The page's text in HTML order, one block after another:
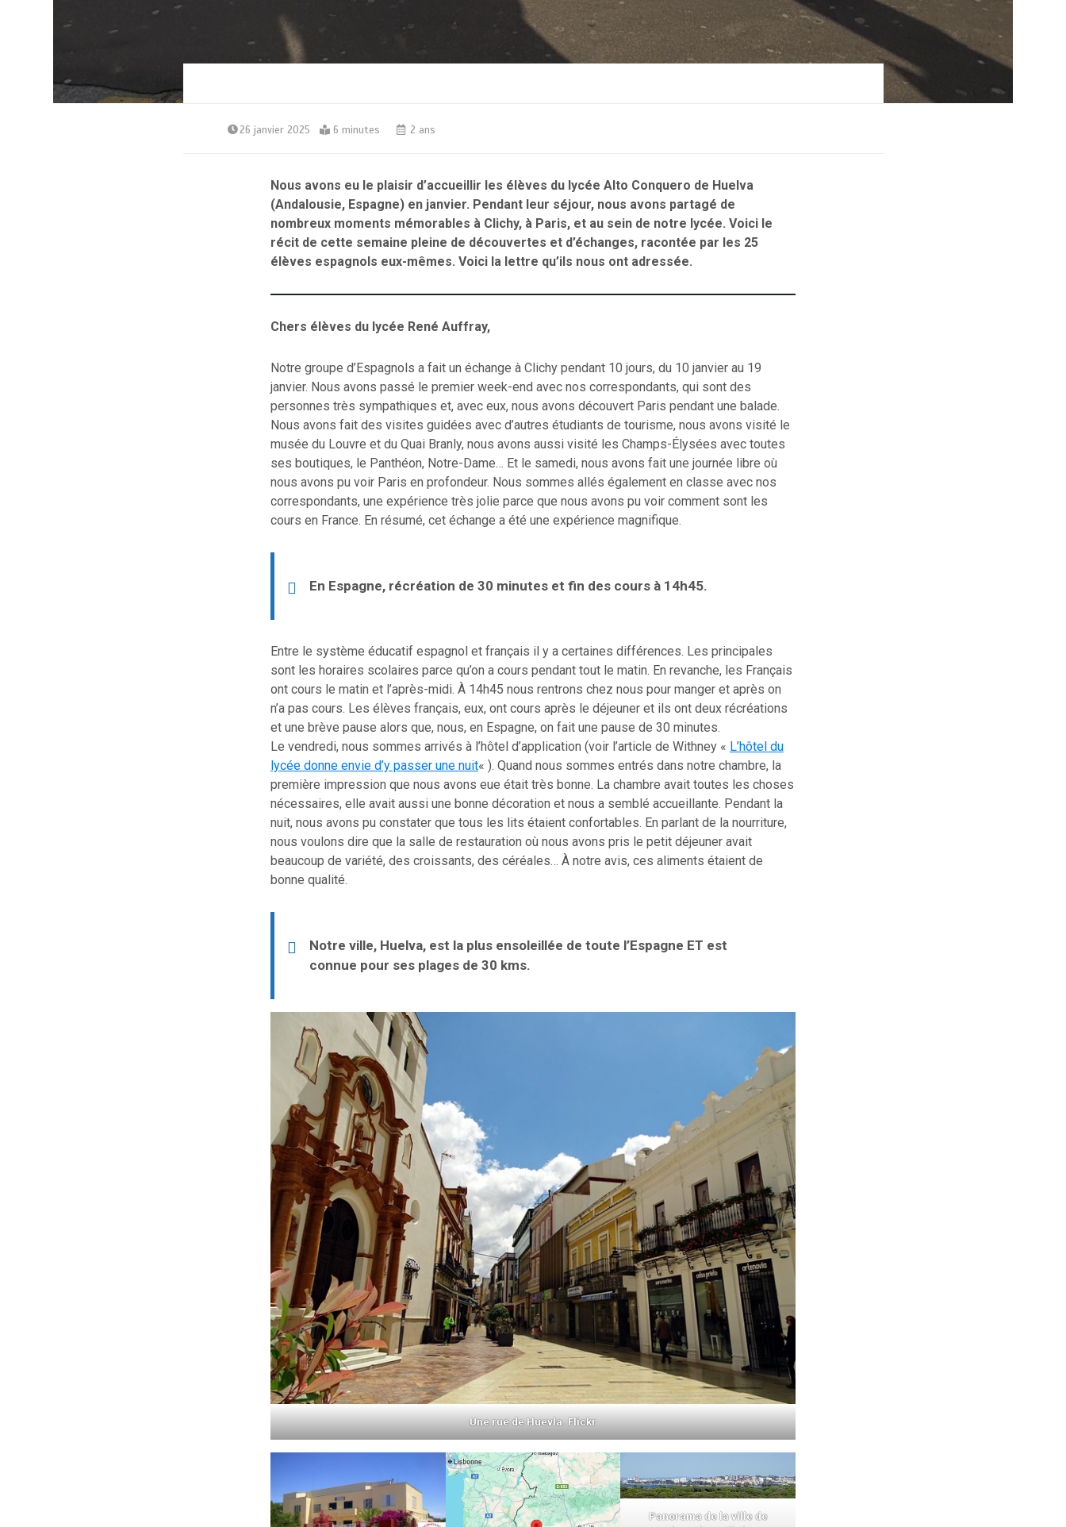
26 janvier 2025 6 minutes 2 ans
Nous avons eu le plaisir d’accueillir les élèves du lycée Alto Conquero de Huelva
(Andalousie, Espagne) en janvier. Pendant leur séjour, nous avons partagé de
nombreux moments mémorables à Clichy, à Paris, et au sein de notre lycée. Voici le
récit de cette semaine pleine de découvertes et d’échanges, racontée par les 25
élèves espagnols eux-mêmes. Voici la lettre qu’ils nous ont adressée.
Chers élèves du lycée René Auffray,
Notre groupe d’Espagnols a fait un échange à Clichy pendant 10 jours, du 10 janvier au 19
janvier. Nous avons passé le premier week-end avec nos correspondants, qui sont des
personnes très sympathiques et, avec eux, nous avons découvert Paris pendant une balade.
Nous avons fait des visites guidées avec d’autres étudiants de tourisme, nous avons visité le
musée du Louvre et du Quai Branly, nous avons aussi visité les Champs-Élysées avec toutes
ses boutiques, le Panthéon, Notre-Dame… Et le samedi, nous avons fait une journée libre où
nous avons pu voir Paris en profondeur. Nous sommes allés également en classe avec nos
correspondants, une expérience très jolie parce que nous avons pu voir comment sont les
cours en France. En résumé, cet échange a été une expérience magnifique.
En Espagne, récréation de 30 minutes et fin des cours à 14h45.
Entre le système éducatif espagnol et français il y a certaines différences. Les principales
sont les horaires scolaires parce qu’on a cours pendant tout le matin. En revanche, les Français
ont cours le matin et l’après-midi. À 14h45 nous rentrons chez nous pour manger et après on
n’a pas cours. Les élèves français, eux, ont cours après le déjeuner et ils ont deux récréations
et une brève pause alors que, nous, en Espagne, on fait une pause de 30 minutes.
Le vendredi, nous sommes arrivés à l’hôtel d’application (voir l’article de Withney « L’hôtel du
lycée donne envie d’y passer une nuit« ). Quand nous sommes entrés dans notre chambre, la
première impression que nous avons eue était très bonne. La chambre avait toutes les choses
nécessaires, elle avait aussi une bonne décoration et nous a semblé accueillante. Pendant la
nuit, nous avons pu constater que tous les lits étaient confortables. En parlant de la nourriture,
nous voulons dire que la salle de restauration où nous avons pris le petit déjeuner avait
beaucoup de variété, des croissants, des céréales… À notre avis, ces aliments étaient de
bonne qualité.
Notre ville, Huelva, est la plus ensoleillée de toute l’Espagne ET est
connue pour ses plages de 30 kms.
Une rue de Huevla. Flickr
Panorama de la ville de